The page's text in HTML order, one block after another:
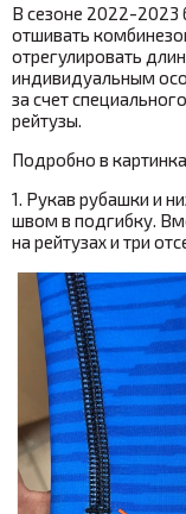
В сезоне 2022-2023
отшивать
отрегулировать
индивидуальным
за счет
рейтузы.
Подробно в
1. Рукав рубашки и
швом в подгибку.
на рейтузах и три